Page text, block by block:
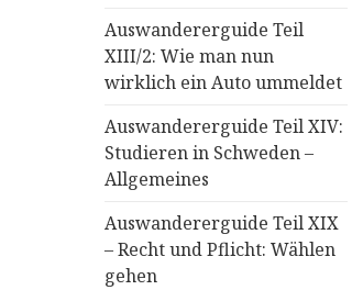
Auswandererguide Teil
XIII/2: Wie man nun
wirklich ein Auto ummeldet
Auswandererguide Teil XIV:
Studieren in Schweden –
Allgemeines
Auswandererguide Teil XIX
– Recht und Pflicht: Wählen
gehen